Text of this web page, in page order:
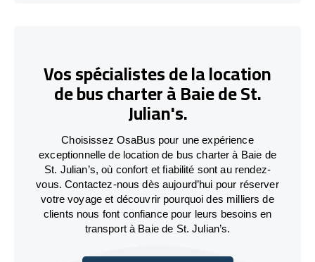
Vos spécialistes de la location
de bus charter à Baie de St.
Julian's.
Choisissez OsaBus pour une expérience
exceptionnelle de location de bus charter à Baie de
St. Julian’s, où confort et fiabilité sont au rendez-
vous. Contactez-nous dès aujourd’hui pour réserver
votre voyage et découvrir pourquoi des milliers de
clients nous font confiance pour leurs besoins en
transport à Baie de St. Julian’s.